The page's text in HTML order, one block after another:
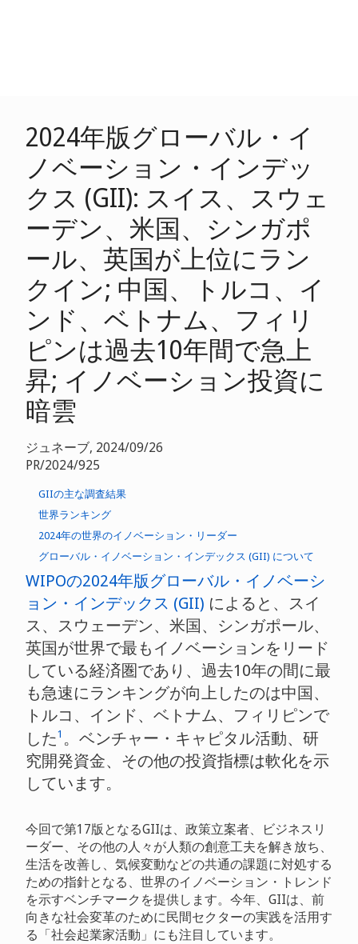
2024年版グローバル・イ
ノベーション・インデッ
クス (GII): スイス、スウェ
ーデン、米国、シンガポ
ール、英国が上位にラン
クイン; 中国、トルコ、イ
ンド、ベトナム、フィリ
ピンは過去10年間で急上
昇; イノベーション投資に
暗雲
ジュネーブ, 2024/09/26
PR/2024/925
GIIの主な調査結果
世界ランキング
2024年の世界のイノベーション・リーダー
グローバル・イノベーション・インデックス (GII) について
WIPOの2024年版グローバル・イノベーシ
ョン・インデックス (GII) によると、スイ
ス、スウェーデン、米国、シンガポール、
英国が世界で最もイノベーションをリード
している経済圏であり、過去10年の間に最
も急速にランキングが向上したのは中国、
トルコ、インド、ベトナム、フィリピンで
した1 。ベンチャー・キャピタル活動、研
究開発資金、その他の投資指標は軟化を示
しています。
今回で第17版となるGIIは、政策立案者、ビジネスリ
ーダー、その他の人々が人類の創意工夫を解き放ち、
生活を改善し、気候変動などの共通の課題に対処する
ための指針となる、世界のイノベーション・トレンド
を示すベンチマークを提供します。今年、GIIは、前
向きな社会変革のために民間セクターの実践を活用す
る「社会起業家活動」にも注目しています。